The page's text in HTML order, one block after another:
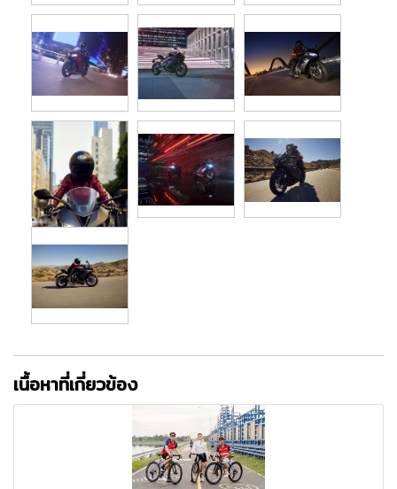
เนื้อหาที่เกี่ยวข้อง